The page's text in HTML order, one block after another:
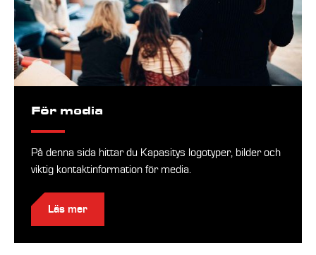
För media
På denna sida hittar du Kapasitys logotyper, bilder och
viktig kontaktinformation för media.
Läs mer